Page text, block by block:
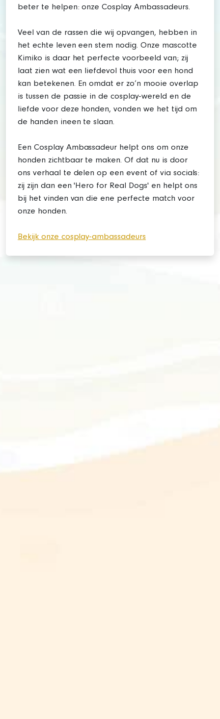
beter te helpen: onze Cosplay Ambassadeurs.
Veel van de rassen die wij opvangen, hebben in
het echte leven een stem nodig. Onze mascotte
Kimiko is daar het perfecte voorbeeld van; zij
laat zien wat een liefdevol thuis voor een hond
kan betekenen. En omdat er zo’n mooie overlap
is tussen de passie in de cosplay-wereld en de
liefde voor deze honden, vonden we het tijd om
de handen ineen te slaan.
Een Cosplay Ambassadeur helpt ons om onze
honden zichtbaar te maken. Of dat nu is door
ons verhaal te delen op een event of via socials:
zij zijn dan een 'Hero for Real Dogs' en helpt ons
bij het vinden van die ene perfecte match voor
onze honden.
Bekijk onze cosplay-ambassadeurs